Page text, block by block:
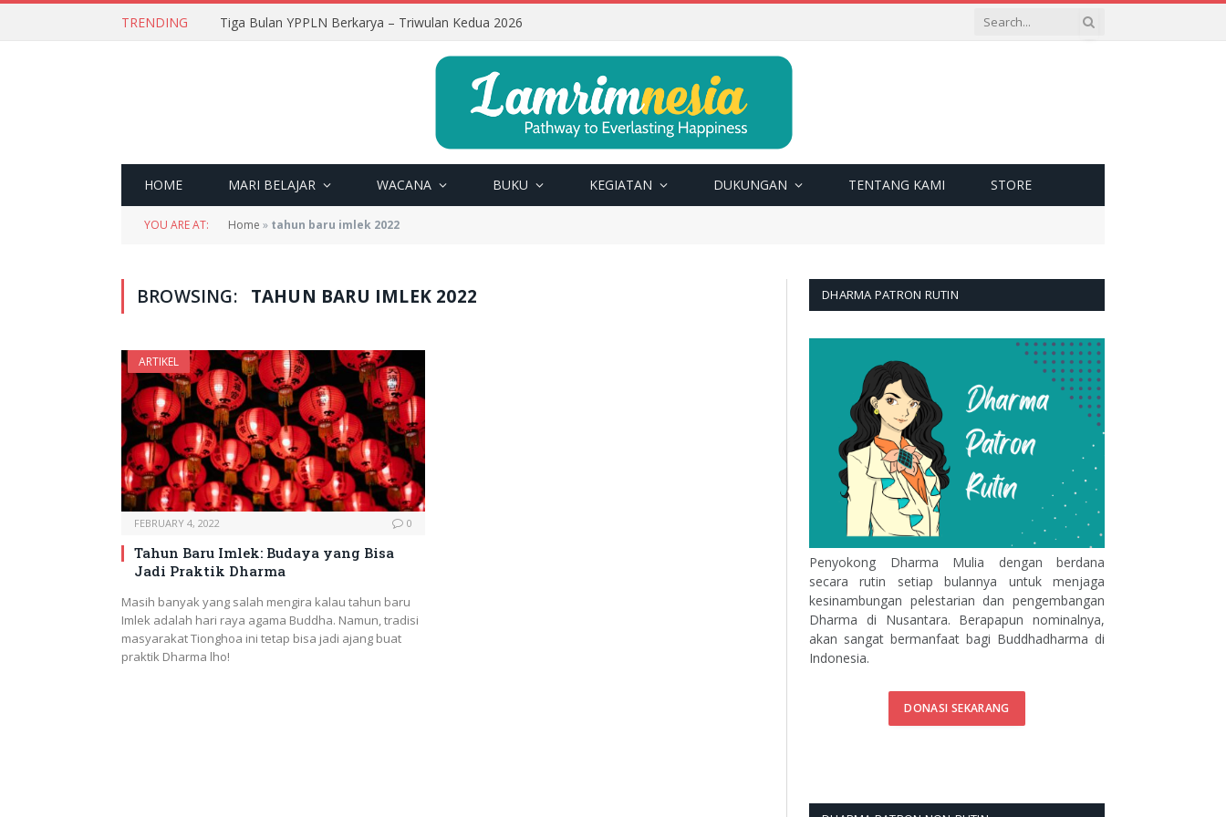
TRENDING Tiga Bulan YPPLN Berkarya – Triwulan Kedua 2026
HOME MARI BELAJAR WACANA BUKU KEGIATAN DUKUNGAN TENTANG KAMI STORE
YOU ARE AT: Home » tahun baru imlek 2022
BROWSING: TAHUN BARU IMLEK 2022
ARTIKEL
FEBRUARY 4, 2022 0
Tahun Baru Imlek: Budaya yang Bisa
Jadi Praktik Dharma
Masih banyak yang salah mengira kalau tahun baru
Imlek adalah hari raya agama Buddha. Namun, tradisi
masyarakat Tionghoa ini tetap bisa jadi ajang buat
praktik Dharma lho!
DHARMA PATRON RUTIN
Penyokong Dharma Mulia dengan berdana
secara rutin setiap bulannya untuk menjaga
kesinambungan pelestarian dan pengembangan
Dharma di Nusantara. Berapapun nominalnya,
akan sangat bermanfaat bagi Buddhadharma di
Indonesia.
DONASI SEKARANG